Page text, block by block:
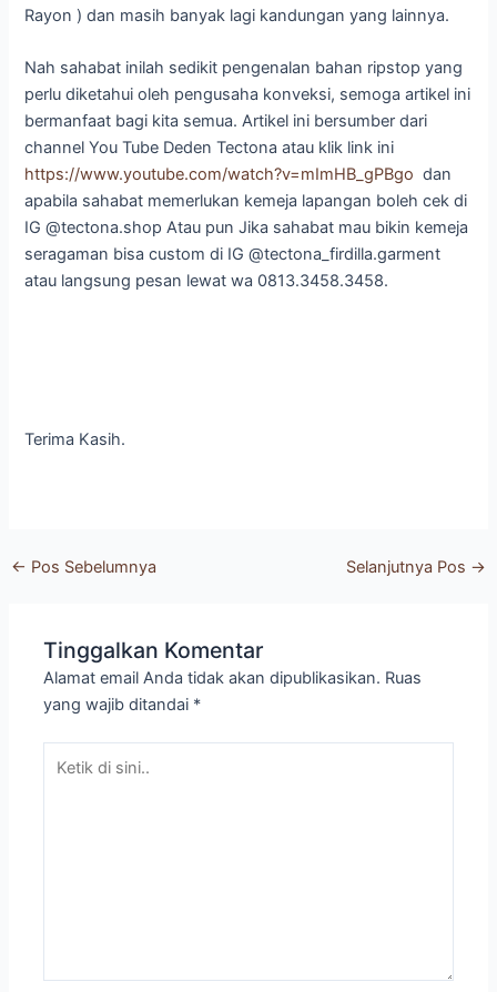
Rayon ) dan masih banyak lagi kandungan yang lainnya.
Nah sahabat inilah sedikit pengenalan bahan ripstop yang
perlu diketahui oleh pengusaha konveksi, semoga artikel ini
bermanfaat bagi kita semua. Artikel ini bersumber dari
channel You Tube Deden Tectona atau klik link ini
https://www.youtube.com/watch?v=mImHB_gPBgo dan
apabila sahabat memerlukan kemeja lapangan boleh cek di
IG @tectona.shop Atau pun Jika sahabat mau bikin kemeja
seragaman bisa custom di IG @tectona_firdilla.garment
atau langsung pesan lewat wa 0813.3458.3458.
Terima Kasih.
← Pos Sebelumnya Selanjutnya Pos →
Tinggalkan Komentar
Alamat email Anda tidak akan dipublikasikan. Ruas
yang wajib ditandai *